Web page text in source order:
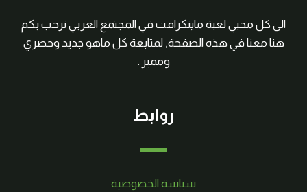
الى كل محبي لعبة ماينكرافت في المجتمع العربي نرحب بكم
هنا معنا في هذه الصفحة, لمتابعة كل ماهو جديد وحصري
ومميز .
روابط
سياسة الخصوصية